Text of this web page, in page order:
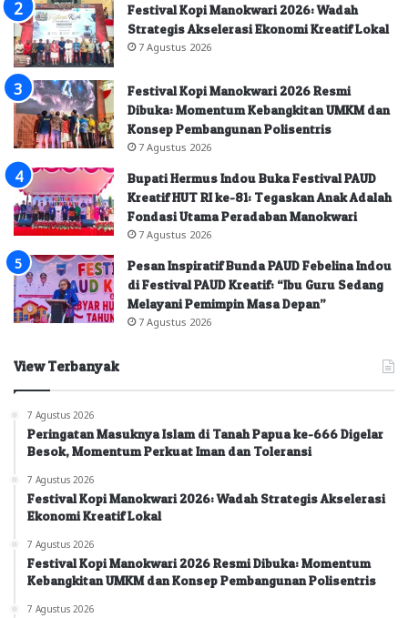
Festival Kopi Manokwari 2026: Wadah
Strategis Akselerasi Ekonomi Kreatif Lokal
7 Agustus 2026
Festival Kopi Manokwari 2026 Resmi
Dibuka: Momentum Kebangkitan UMKM dan
Konsep Pembangunan Polisentris
7 Agustus 2026
Bupati Hermus Indou Buka Festival PAUD
Kreatif HUT RI ke-81: Tegaskan Anak Adalah
Fondasi Utama Peradaban Manokwari
7 Agustus 2026
Pesan Inspiratif Bunda PAUD Febelina Indou
di Festival PAUD Kreatif: “Ibu Guru Sedang
Melayani Pemimpin Masa Depan”
7 Agustus 2026
View Terbanyak
7 Agustus 2026
Peringatan Masuknya Islam di Tanah Papua ke-666 Digelar
Besok, Momentum Perkuat Iman dan Toleransi
7 Agustus 2026
Festival Kopi Manokwari 2026: Wadah Strategis Akselerasi
Ekonomi Kreatif Lokal
7 Agustus 2026
Festival Kopi Manokwari 2026 Resmi Dibuka: Momentum
Kebangkitan UMKM dan Konsep Pembangunan Polisentris
7 Agustus 2026